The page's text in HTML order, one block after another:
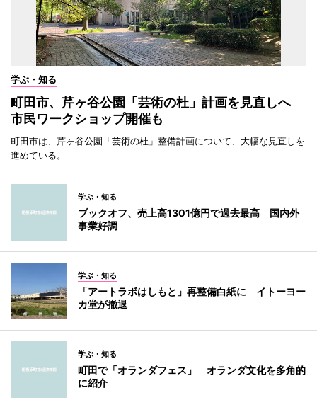
学ぶ・知る
町田市、芹ヶ谷公園「芸術の杜」計画を見直しへ
市民ワークショップ開催も
町田市は、芹ヶ谷公園「芸術の杜」整備計画について、大幅な見直しを
進めている。
学ぶ・知る
ブックオフ、売上高1301億円で過去最高 国内外
事業好調
学ぶ・知る
「アートラボはしもと」再整備白紙に イトーヨー
カ堂が撤退
学ぶ・知る
町田で「オランダフェス」 オランダ文化を多角的
に紹介